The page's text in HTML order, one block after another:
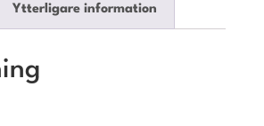
Ytterligare information